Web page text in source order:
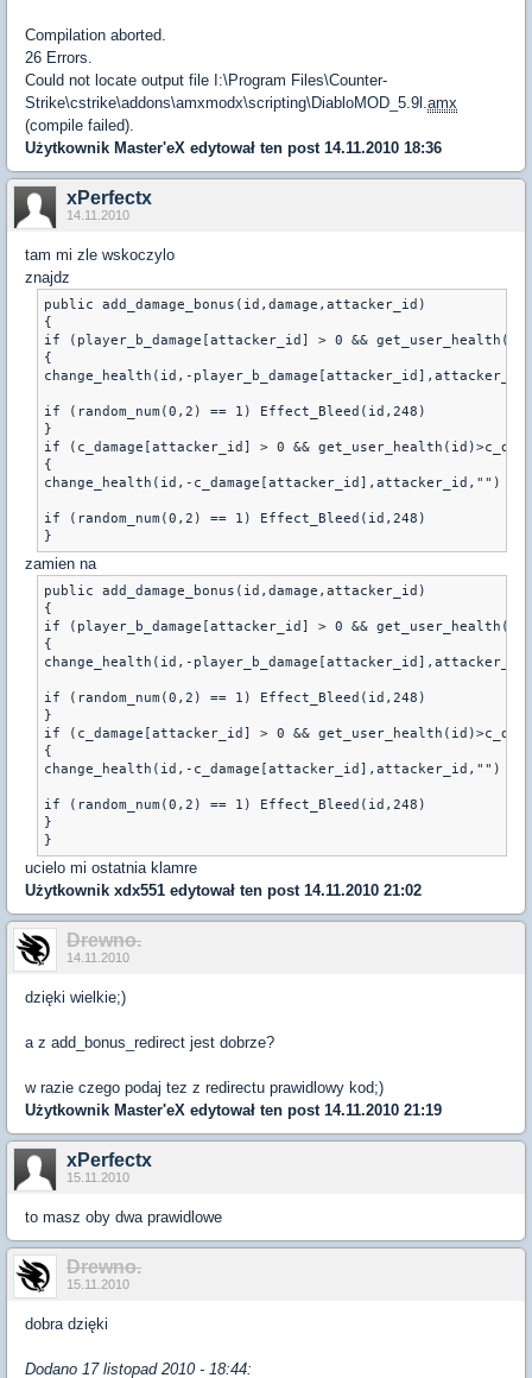
Compilation aborted.
26 Errors.
Could not locate output file I:\Program Files\Counter-
Strike\cstrike\addons\amxmodx\scripting\DiabloMOD_5.9l.amx
(compile failed).
Użytkownik Master'eX edytował ten post 14.11.2010 18:36
xPerfectx
14.11.2010
tam mi zle wskoczylo
znajdz
public add_damage_bonus(id,damage,attacker_id)
{
if (player_b_damage[attacker_id] > 0 &&
{
change_health(id,-
if (random_num(0,2) == 1) Effect_Bleed(id,248)
}
if (c_damage[attacker_id] > 0 &&
{
change_health(id,-c_damage[attacker_id],attacker_id,"")
if (random_num(0,2) == 1) Effect_Bleed(id,248)
}
zamien na
public add_damage_bonus(id,damage,attacker_id)
{
if (player_b_damage[attacker_id] > 0 &&
{
change_health(id,-
if (random_num(0,2) == 1) Effect_Bleed(id,248)
}
if (c_damage[attacker_id] > 0 &&
{
change_health(id,-c_damage[attacker_id],attacker_id,"")
if (random_num(0,2) == 1) Effect_Bleed(id,248)
}
}
ucielo mi ostatnia klamre
Użytkownik xdx551 edytował ten post 14.11.2010 21:02
Drewno.
14.11.2010
dzięki wielkie;)
a z add_bonus_redirect jest dobrze?
w razie czego podaj tez z redirectu prawidlowy kod;)
Użytkownik Master'eX edytował ten post 14.11.2010 21:19
xPerfectx
15.11.2010
to masz oby dwa prawidlowe
Drewno.
15.11.2010
dobra dzięki
Dodano 17 listopad 2010 - 18:44: